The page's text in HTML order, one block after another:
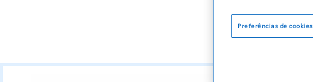
Preferências de cookies